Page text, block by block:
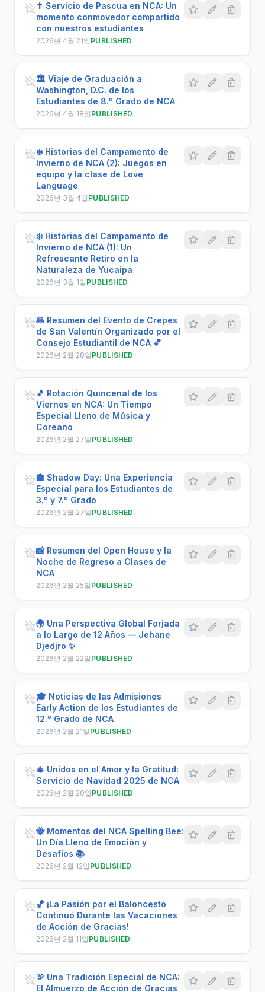
✝️ Servicio de Pascua en NCA: Un
momento conmovedor compartido
con nuestros estudiantes
2026년 4월 21일 PUBLISHED
🏛️ Viaje de Graduación a
Washington, D.C. de los
Estudiantes de 8.º Grado de NCA
2026년 4월 18일 PUBLISHED
❄️ Historias del Campamento de
Invierno de NCA (2): Juegos en
equipo y la clase de Love
Language
2026년 3월 4일 PUBLISHED
❄️ Historias del Campamento de
Invierno de NCA (1): Un
Refrescante Retiro en la
Naturaleza de Yucaipa
2026년 3월 1일 PUBLISHED
🥞 Resumen del Evento de Crepes
de San Valentín Organizado por el
Consejo Estudiantil de NCA 💕
2026년 2월 28일 PUBLISHED
🎵 Rotación Quincenal de los
Viernes en NCA: Un Tiempo
Especial Lleno de Música y
Coreano
2026년 2월 27일 PUBLISHED
🏫 Shadow Day: Una Experiencia
Especial para los Estudiantes de
3.º y 7.º Grado
2026년 2월 27일 PUBLISHED
📸 Resumen del Open House y la
Noche de Regreso a Clases de
NCA
2026년 2월 25일 PUBLISHED
🌍 Una Perspectiva Global Forjada
a lo Largo de 12 Años — Jehane
Djedjro ✨
2026년 2월 22일 PUBLISHED
🎓 Noticias de las Admisiones
Early Action de los Estudiantes de
12.º Grado de NCA
2026년 2월 21일 PUBLISHED
🎄 Unidos en el Amor y la Gratitud:
Servicio de Navidad 2025 de NCA
2026년 2월 20일 PUBLISHED
🐝 Momentos del NCA Spelling Bee:
Un Día Lleno de Emoción y
Desafíos 📚
2026년 2월 12일 PUBLISHED
🏀 ¡La Pasión por el Baloncesto
Continuó Durante las Vacaciones
de Acción de Gracias!
2026년 2월 11일 PUBLISHED
🦃 Una Tradición Especial de NCA:
El Almuerzo de Acción de Gracias